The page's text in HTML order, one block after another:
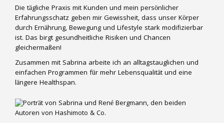
Die tägliche Praxis mit Kunden und mein persönlicher
Erfahrungsschatz geben mir Gewissheit, dass unser Körper
durch Ernährung, Bewegung und Lifestyle stark modifizierbar
ist. Das birgt gesundheitliche Risiken und Chancen
gleichermaßen!
Zusammen mit Sabrina arbeite ich an alltagstauglichen und
einfachen Programmen für mehr Lebensqualität und eine
längere Healthspan.